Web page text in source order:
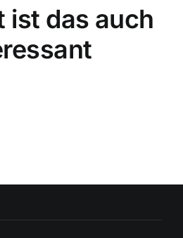
ist das auch